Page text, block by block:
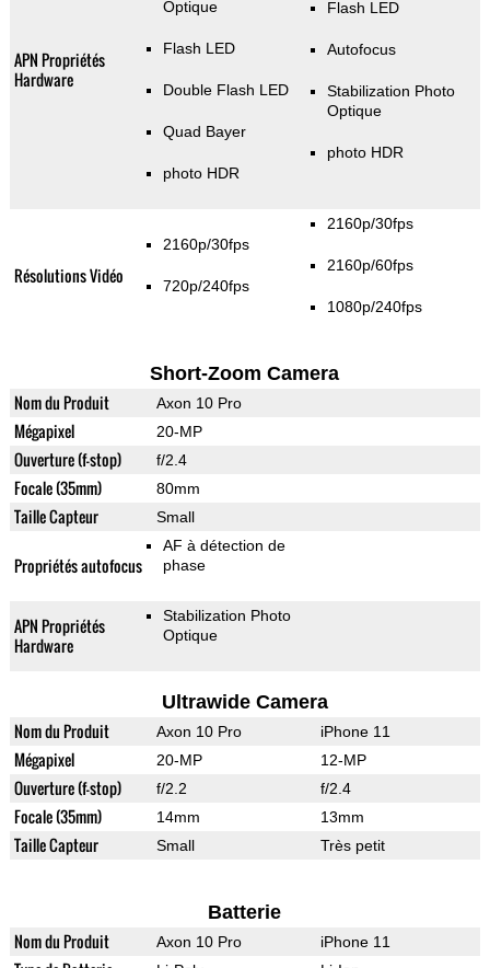
APN Propriétés
Hardware
Optique
Flash LED
Double Flash LED
Quad Bayer
photo HDR
Flash LED
Autofocus
Stabilization Photo
Optique
photo HDR
Résolutions Vidéo
2160p/30fps
720p/240fps
2160p/30fps
2160p/60fps
1080p/240fps
Short-Zoom Camera
Nom du Produit Axon 10 Pro
Mégapixel 20-MP
Ouverture (f-stop) f/2.4
Focale (35mm) 80mm
Taille Capteur Small
Propriétés autofocus
AF à détection de
phase
APN Propriétés
Hardware
Stabilization Photo
Optique
Ultrawide Camera
Nom du Produit Axon 10 Pro iPhone 11
Mégapixel 20-MP 12-MP
Ouverture (f-stop) f/2.2 f/2.4
Focale (35mm) 14mm 13mm
Taille Capteur Small Très petit
Batterie
Nom du Produit Axon 10 Pro iPhone 11